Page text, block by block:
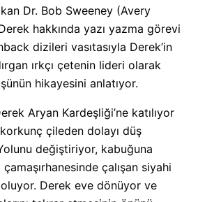
Dr. Bob Sweeney (Avery
hakkında yazı yazma görevi
dizileri vasıtasıyla Derek’in
ırkçı çetenin lideri olarak
hikayesini anlatıyor.
Aryan Kardeşliği’ne katılıyor
çileden dolayı düş
Yolunu değiştiriyor, kabuğuna
çalışan siyahi
Derek eve dönüyor ve